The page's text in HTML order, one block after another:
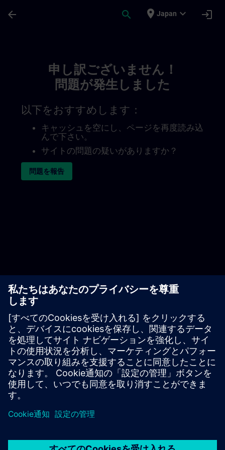
arrow_back search place Japan expand_more login
申し訳ございません！
問題が発生しました
以下をおすすめします：
キャッシュを空にし、ページを再度読み込
んで下さい。
サイトの問題の疑いがありますか？
問題を報告